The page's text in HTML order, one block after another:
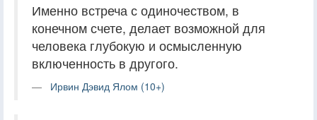
Именно встреча с одиночеством, в
конечном счете, делает возможной для
человека глубокую и осмысленную
включенность в другого.
Ирвин Дэвид Ялом (10+)